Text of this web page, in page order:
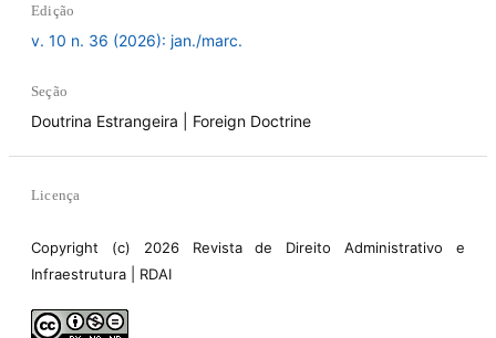
Edição
v. 10 n. 36 (2026): jan./marc.
Seção
Doutrina Estrangeira | Foreign Doctrine
Licença
Copyright (c) 2026 Revista de Direito Administrativo e
Infraestrutura | RDAI